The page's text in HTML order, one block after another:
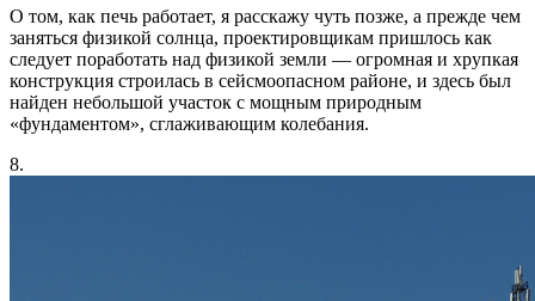
О том, как печь работает, я расскажу чуть позже, а прежде чем
заняться физикой солнца, проектировщикам пришлось как
следует поработать над физикой земли — огромная и хрупкая
конструкция строилась в сейсмоопасном районе, и здесь был
найден небольшой участок с мощным природным
«фундаментом», сглаживающим колебания.
8.